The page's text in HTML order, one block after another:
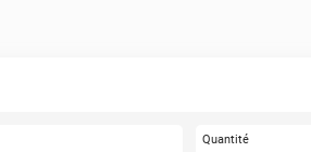
Quantité